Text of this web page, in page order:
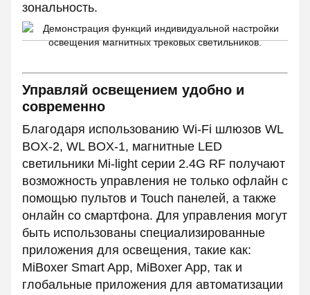
зональность.
Управляй освещением удобно и
современно
Благодаря использованию Wi-Fi шлюзов WL
BOX-2, WL BOX-1, магнитные LED
светильники Mi-light серии 2.4G RF получают
возможность управления не только офлайн с
помощью пультов и Touch панелей, а также
онлайн со смартфона. Для управления могут
быть использованы специализированные
приложения для освещения, такие как:
MiBoxer Smart App, MiBoxer App, так и
глобальные приложения для автоматизации